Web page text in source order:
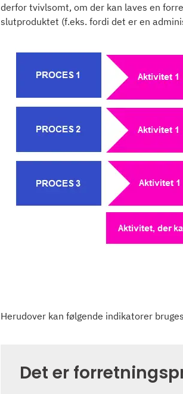
derfor tvivlsomt, om der kan laves en
slutproduktet (f.eks. fordi det er en
Herudover kan følgende indikatorer
Det er